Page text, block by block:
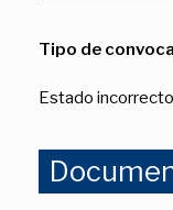
Tipo de
Estado incorrecto